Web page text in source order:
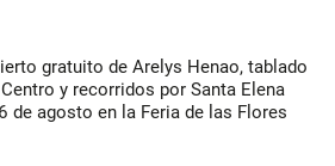
gratuito de Arelys Henao, tablado
y recorridos por Santa Elena
de agosto en la Feria de las Flores